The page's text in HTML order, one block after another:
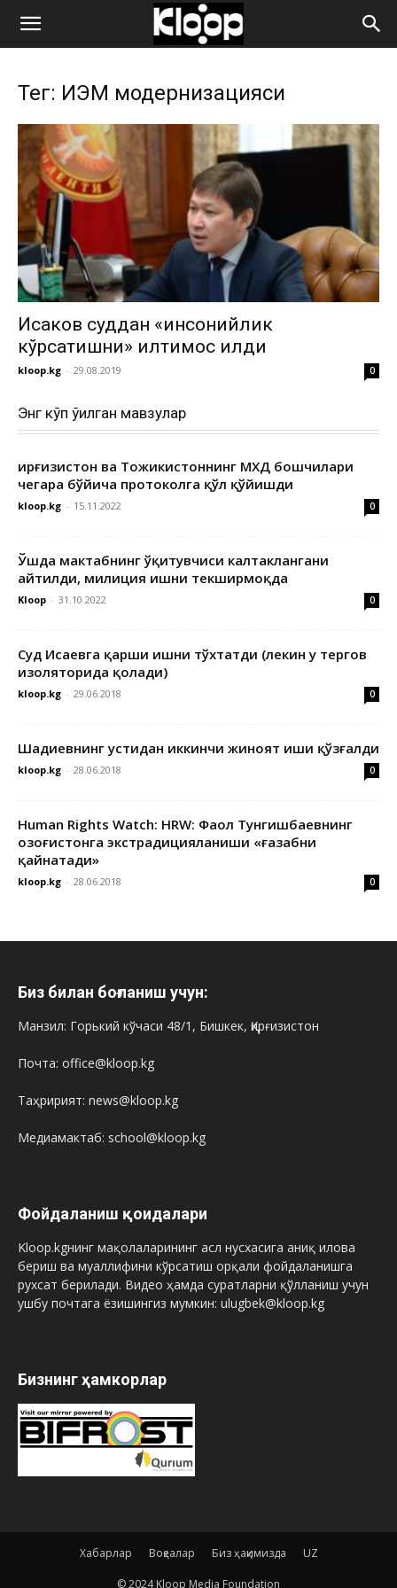
ҚИРҒИЗИСТОН
ЯНГИЛИКЛАРИ
Тег: ИЭМ модернизацияси
Исаков суддан «инсонийлик
кўрсатишни» илтимос қилди
kloop.kg - 29.08.2019 0
Энг кўп ўқилган мавзулар
Қирғизистон ва Тожикистоннинг МХДҚ бошчилари
чегара бўйича протоколга қўл қўйишди
kloop.kg - 15.11.2022 0
Ўшда мактабнинг ўқитувчиси калтаклангани
айтилди, милиция ишни текширмоқда
Kloop - 31.10.2022 0
Суд Исаевга қарши ишни тўхтатди (лекин у тергов
изоляторида қолади)
kloop.kg - 29.06.2018 0
Шадиевнинг устидан иккинчи жиноят иши қўзғалди
kloop.kg - 28.06.2018 0
Human Rights Watch: HRW: Фаол Тунгишбаевнинг
Қозоғистонга экстрадицияланиши «ғазабни
қайнатади»
kloop.kg - 28.06.2018 0
Биз билан боғланиш учун:
Манзил: Горький кўчаси 48/1, Бишкек, Қирғизистон
Почта: office@kloop.kg
Таҳририят: news@kloop.kg
Медиамактаб: school@kloop.kg
Фойдаланиш қоидалари
Kloop.kgнинг мақолаларининг асл нусхасига аниқ илова
бериш ва муаллифини кўрсатиш орқали фойдаланишга
рухсат берилади. Видео ҳамда суратларни қўлланиш учун
ушбу почтага ёзишингиз мумкин: ulugbek@kloop.kg
Бизнинг ҳамкорлар
Хабарлар Воқеалар Биз ҳақимизда UZ
© 2024 Kloop Media Foundation